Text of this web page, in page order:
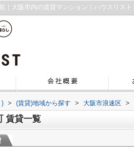
｜大阪市内の賃貸マンション｜ハウスリスト
) > (賃貸)地域から探す > 大阪市浪速区 >
賃貸一覧